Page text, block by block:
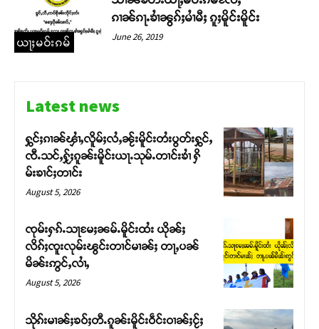
ယႃႈမဝ်းၵမ်
ၵၢၼ်ၵႃႉၶၢႆၼွၵ်ႈမၢႆမီႈ ၵူႈမိူင်းမိူင်း
June 26, 2019
Latest news
ႁွင်ႈၵၢၼ်ၾၢႆႇလိူမ်ႈလႆႇၼႂ်းမိူင်းတႆးပွတ်းႁွင်ႇ
ၸီႉသင်ႇႁႂ်ႈၵူၼ်းမိူင်းယႃႉသုမ်ႉတၢင်းၶၢႆ ႁိ
မ်းၶၢင်ႈတၢင်း
August 5, 2026
ၸုမ်းႁၵ်ႉသႃမႄႈၼမ်ႉမိူင်းထႆး ယိုၼ်ႈ
လိၵ်ႈၸူးလုမ်းၽွင်းတၢင်မၢၼ်ႈ တႃႇပၼ်
မိၼ်းဢွင်ႇလၢႆႇ
August 5, 2026
သိုၵ်းမၢၼ်ႈၶဝ်ႈတီႉၵူၼ်းမိူင်းဝဵင်းဝၢၼ်ႈငႂ်ႈ